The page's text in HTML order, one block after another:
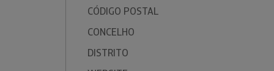
CÓDIGO POSTAL
CONCELHO
DISTRITO